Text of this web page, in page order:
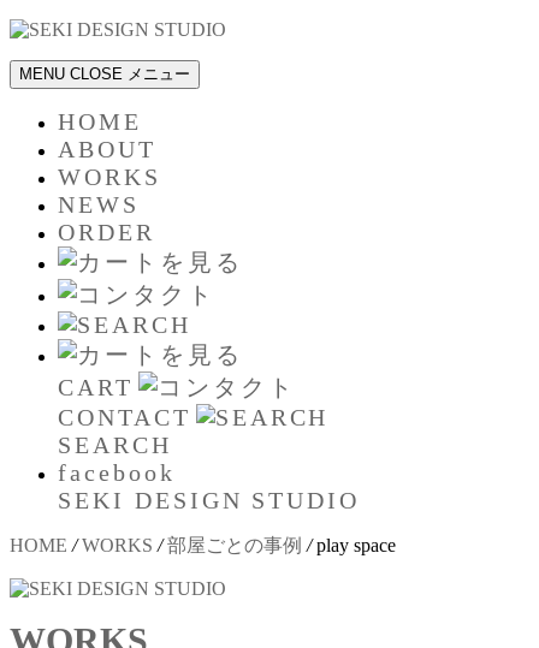
MENU CLOSE メニュー
HOME
ABOUT
WORKS
NEWS
ORDER
CART
CONTACT
SEARCH
facebook
SEKI DESIGN STUDIO
HOME / WORKS / 部屋ごとの事例 / play space